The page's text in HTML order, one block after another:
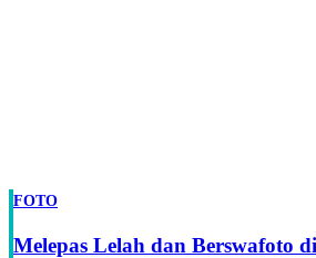
FOTO
Melepas Lelah dan Berswafoto